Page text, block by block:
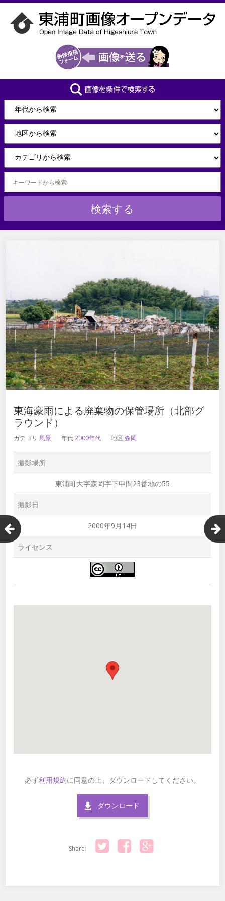
東海豪雨による廃棄物の保管場所（北部グ
ラウンド）
カテゴリ 風景 年代2000年代 地区森岡
撮影場所
東浦町大字森岡字下申間23番地の55
撮影日
2000年9月14日
ライセンス
必ず利用規約に同意の上、ダウンロードしてください。
ダウンロード
Share: